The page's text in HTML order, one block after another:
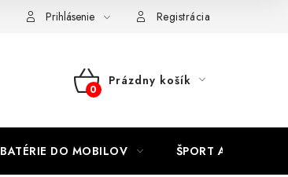
Prihlásenie Registrácia
NÁKUPNÝ
Prázdny košík
BATÉRIE DO MOBILOV ŠPORT A HOBBY